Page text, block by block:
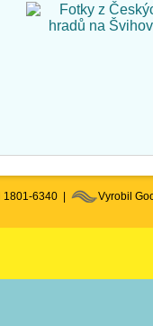
1801-6340 | Vyrobil